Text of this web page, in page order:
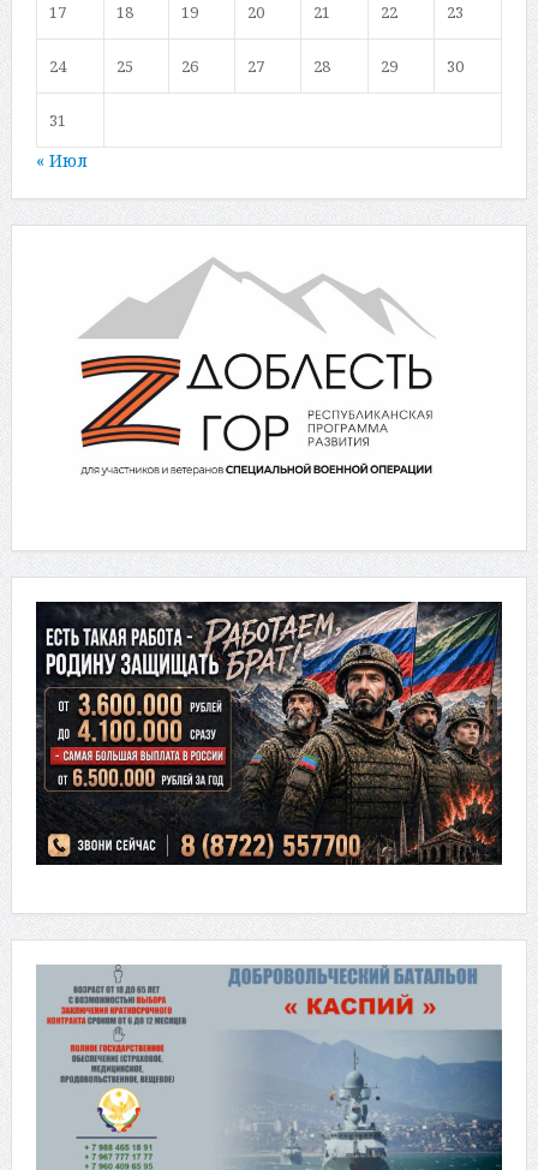
17 18 19 20 21 22 23
24 25 26 27 28 29 30
31
« Июл